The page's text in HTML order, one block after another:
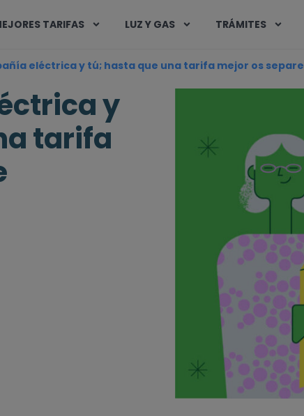
TARIFAS LUZ Y GAS TRÁMITES
eléctrica y tú; hasta que una tarifa mejor os separe
y
tarifa